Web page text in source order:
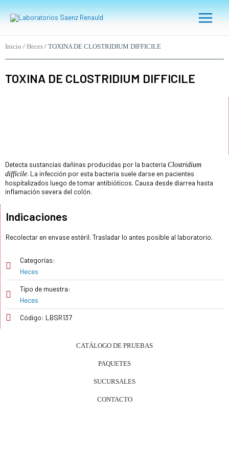
al
Main
Menu
Inicio / Heces / TOXINA DE CLOSTRIDIUM DIFFICILE
TOXINA DE CLOSTRIDIUM DIFFICILE
Detecta sustancias dañinas producidas por la bacteria Clostridium
difficile. La infección por esta bacteria suele darse en pacientes
hospitalizados luego de tomar antibióticos. Causa desde diarrea hasta
inflamación severa del colón.
Indicaciones
Recolectar en envase estéril. Trasladar lo antes posible al laboratorio.
Categorías:
Heces
Tipo de muestra:
Heces
Código: LBSR137
CATÁLOGO DE PRUEBAS
PAQUETES
SUCURSALES
CONTACTO